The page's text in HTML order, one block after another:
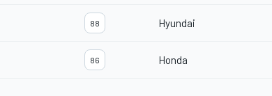
88 Hyundai
86 Honda